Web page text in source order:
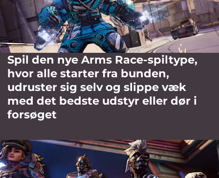
Spil den nye Arms Race-spiltype,
hvor alle starter fra bunden,
udruster sig selv og slippe væk
med det bedste udstyr eller dør i
forsøget